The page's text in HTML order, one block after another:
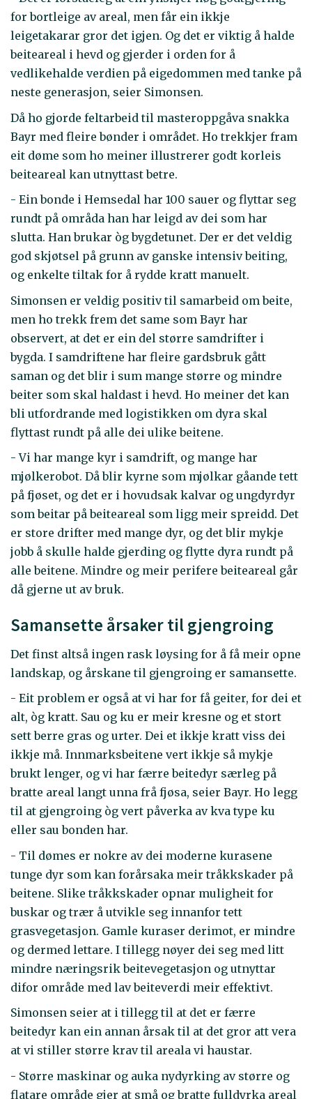
for bortleige av areal, men får ein ikkje
leigetakarar gror det igjen. Og det er viktig å halde
beiteareal i hevd og gjerder i orden for å
vedlikehalde verdien på eigedommen med tanke på
neste generasjon, seier Simonsen.
Då ho gjorde feltarbeid til masteroppgåva snakka
Bayr med fleire bønder i området. Ho trekkjer fram
eit døme som ho meiner illustrerer godt korleis
beiteareal kan utnyttast betre.
- Ein bonde i Hemsedal har 100 sauer og flyttar seg
rundt på områda han har leigd av dei som har
slutta. Han brukar òg bygdetunet. Der er det veldig
god skjøtsel på grunn av ganske intensiv beiting,
og enkelte tiltak for å rydde kratt manuelt.
Simonsen er veldig positiv til samarbeid om beite,
men ho trekk frem det same som Bayr har
observert, at det er ein del større samdrifter i
bygda. I samdriftene har fleire gardsbruk gått
saman og det blir i sum mange større og mindre
beiter som skal haldast i hevd. Ho meiner det kan
bli utfordrande med logistikken om dyra skal
flyttast rundt på alle dei ulike beitene.
- Vi har mange kyr i samdrift, og mange har
mjølkerobot. Då blir kyrne som mjølkar gåande tett
på fjøset, og det er i hovudsak kalvar og ungdyrdyr
som beitar på beiteareal som ligg meir spreidd. Det
er store drifter med mange dyr, og det blir mykje
jobb å skulle halde gjerding og flytte dyra rundt på
alle beitene. Mindre og meir perifere beiteareal går
då gjerne ut av bruk.
Samansette årsaker til gjengroing
Det finst altså ingen rask løysing for å få meir opne
landskap, og årskane til gjengroing er samansette.
- Eit problem er også at vi har for få geiter, for dei et
alt, òg kratt. Sau og ku er meir kresne og et stort
sett berre gras og urter. Dei et ikkje kratt viss dei
ikkje må. Innmarksbeitene vert ikkje så mykje
brukt lenger, og vi har færre beitedyr særleg på
bratte areal langt unna frå fjøsa, seier Bayr. Ho legg
til at gjengroing òg vert påverka av kva type ku
eller sau bonden har.
- Til dømes er nokre av dei moderne kurasene
tunge dyr som kan forårsaka meir tråkkskader på
beitene. Slike tråkkskader opnar muligheit for
buskar og trær å utvikle seg innanfor tett
grasvegetasjon. Gamle kuraser derimot, er mindre
og dermed lettare. I tillegg nøyer dei seg med litt
mindre næringsrik beitevegetasjon og utnyttar
difor område med lav beiteverdi meir effektivt.
Simonsen seier at i tillegg til at det er færre
beitedyr kan ein annan årsak til at det gror att vera
at vi stiller større krav til areala vi haustar.
- Større maskinar og auka nydyrking av større og
flatare område gjer at små og bratte fulldyrka areal